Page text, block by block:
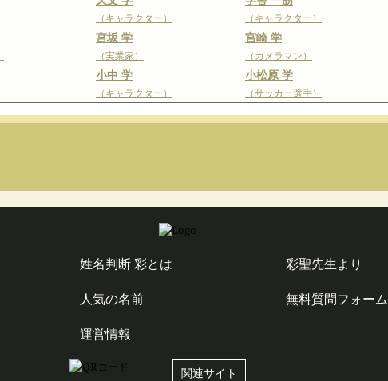
（キャラクター） （キャラクター）
宮坂 学
（実業家）
宮崎 学
（カメラマン）
小中 学
（キャラクター）
小松原 学
（サッカー選手）
姓名判断 彩とは 彩聖先生より
人気の名前
無料質問フォーム
運営情報
関連サイト